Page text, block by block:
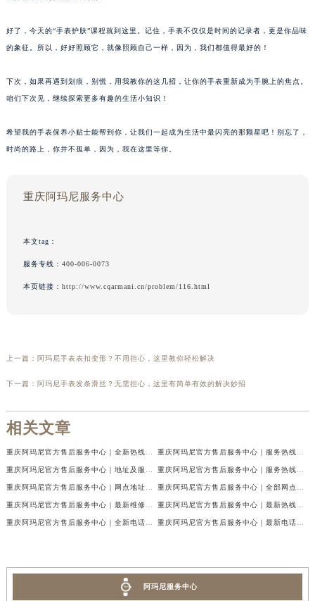
好了，今天的“手表护肤”课程就到这里。记住，手表不仅仅是时间的记录者，更是你品味
的象征。所以，好好照顾它，就像照顾自己一样，因为，我们都值得最好的！
下次，如果再遇到划痕，别慌，用我教你的这几招，让你的手表重新成为手腕上的焦点。
咱们下次见，继续探索更多有趣的生活小知识！
希望我的手表保养小贴士能帮到你，让我们一起成为生活中最闪亮的那颗星吧！别忘了，
时尚的路上，你并不孤单，因为，我在这里等你。
重庆阿玛尼服务中心
本文tag：
服务专线： 400-006-0073
本页链接： http://www.cqarmani.cn/problem/116.html
上一篇： 阿玛尼手表表扣变形？不用担心，这里教你轻松解决
下一篇： 阿玛尼手表发条滑丝？无需担心，这里有简单有效的解决妙招
相关文章
阿玛尼服务中心